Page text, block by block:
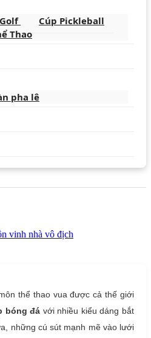
Cúp Pickleball
Thao
pha lê
vinh nhà vô địch
thể thao vua được cả thế giới
bóng đá với nhiều kiểu dáng bắt
những cú sút mạnh mẽ vào lưới